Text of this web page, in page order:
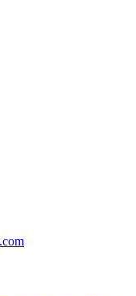
Opens